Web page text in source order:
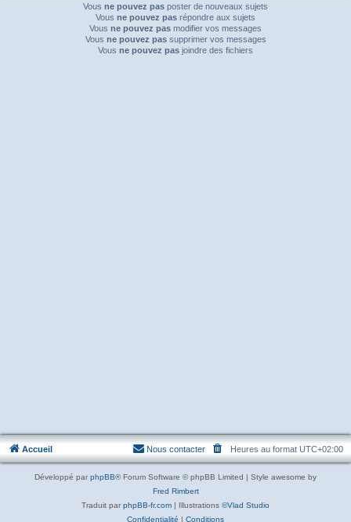
Vous ne pouvez pas poster de nouveaux sujets
Vous ne pouvez pas répondre aux sujets
Vous ne pouvez pas modifier vos messages
Vous ne pouvez passupprimer vos messages
Vous ne pouvez pas joindre des fichiers
Accueil Heures au format UTC+02:00
Nous contacter
Développé par phpBB® Forum Software © phpBB Limited | Style awesome by
Fred Rimbert
Traduit par phpBB-fr.com | Illustrations ©Vlad Studio
Confidentialité | Conditions